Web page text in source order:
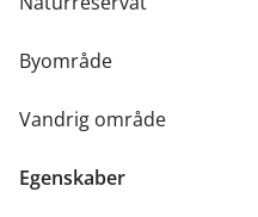
Byområde
Vandrig område
Egenskaber